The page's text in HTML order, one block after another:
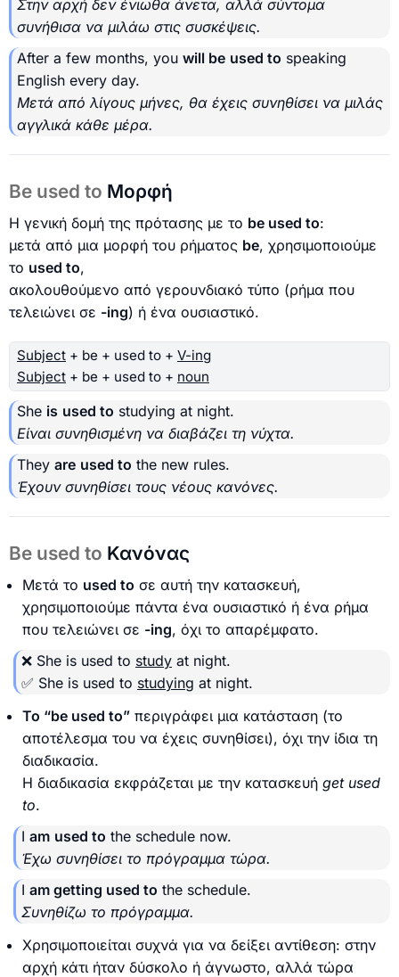
Στην αρχή δεν ένιωθα άνετα, αλλά σύντομα
συνήθισα να μιλάω στις συσκέψεις.
After a few months, you will be used to speaking
English every day.
Μετά από λίγους μήνες, θα έχεις συνηθίσει να μιλάς
αγγλικά κάθε μέρα.
Be used to Μορφή
Η γενική δομή της πρότασης με το be used to:
μετά από μια μορφή του ρήματος be, χρησιμοποιούμε
το used to,
ακολουθούμενο από γερουνδιακό τύπο (ρήμα που
τελειώνει σε -ing) ή ένα ουσιαστικό.
Subject + be + used to + V-ing
Subject + be + used to + noun
She is used to studying at night.
Είναι συνηθισμένη να διαβάζει τη νύχτα.
They are used to the new rules.
Έχουν συνηθίσει τους νέους κανόνες.
Be used to Κανόνας
Μετά το used to σε αυτή την κατασκευή,
χρησιμοποιούμε πάντα ένα ουσιαστικό ή ένα ρήμα
που τελειώνει σε -ing, όχι το απαρέμφατο.
❌ She is used to study at night.
✅ She is used to studying at night.
Το “be used to” περιγράφει μια κατάσταση (το
αποτέλεσμα του να έχεις συνηθίσει), όχι την ίδια τη
διαδικασία.
Η διαδικασία εκφράζεται με την κατασκευή get used
to.
I am used to the schedule now.
Έχω συνηθίσει το πρόγραμμα τώρα.
I am getting used to the schedule.
Συνηθίζω το πρόγραμμα.
Χρησιμοποιείται συχνά για να δείξει αντίθεση: στην
αρχή κάτι ήταν δύσκολο ή άγνωστο, αλλά τώρα